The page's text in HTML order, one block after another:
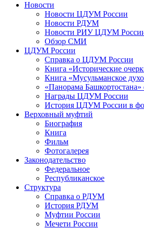
Новости
Новости ЦДУМ России
Новости РДУМ
Новости РИУ ЦДУМ
Обзор СМИ
ЦДУМ России
Справка о ЦДУМ России
Книга «Исторические
Книга «Мусульманское
«Панорама
Награды ЦДУМ России
История ЦДУМ России в
Верховный муфтий
Биография
Книга
Фильм
Фотогалерея
Законодательство
Федеральное
Республиканское
Структура
Справка о РДУМ
История РДУМ
Муфтии России
Мечети России